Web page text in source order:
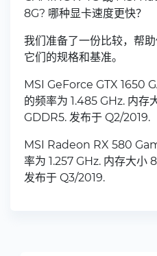
8G? 哪种显卡速度更快？
我们准备了一份比较，帮
它们的规格和基准。
MSI GeForce GTX 1650
的频率为 1.485 GHz. 内存
GDDR5. 发布于 Q2/2019.
MSI Radeon RX 580
率为 1.257 GHz. 内存大小
发布于 Q3/2019.